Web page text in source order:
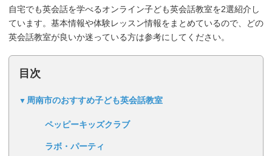
自宅でも英会話を学べるオンライン子ども英会話教室を2選紹介し
ています。基本情報や体験レッスン情報をまとめているので、どの
英会話教室が良いか迷っている方は参考にしてください。
目次
周南市のおすすめ子ども英会話教室
ペッピーキッズクラブ
ラボ・パーティ